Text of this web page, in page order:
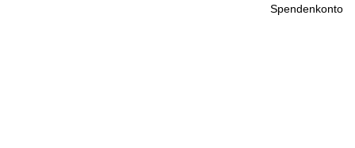
Spendenkonto